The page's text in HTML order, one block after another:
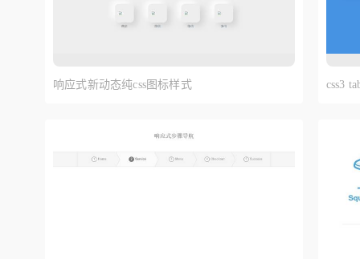
响应式新动态纯css图标样式 css3